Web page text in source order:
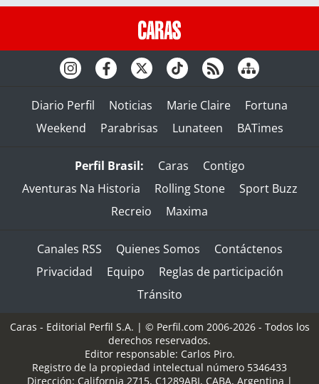
Diario Perfil Noticias Marie Claire
Fortuna
Weekend
Parabrisas Lunateen BATimes
Perfil Brasil: Caras
Contigo
Aventuras Na Historia
Rolling Stone
Sport Buzz
Recreio
Maxima
Canales RSS Quienes Somos
Contáctenos
Privacidad
Equipo
Reglas de participación
Tránsito
Caras - Editorial Perfil S.A. | © Perfil.com 2006-2026 - Todos los
derechos reservados.
Editor responsable: Carlos Piro.
Registro de la propiedad intelectual número 5346433
Dirección: California 2715, C1289ABI, CABA, Argentina |